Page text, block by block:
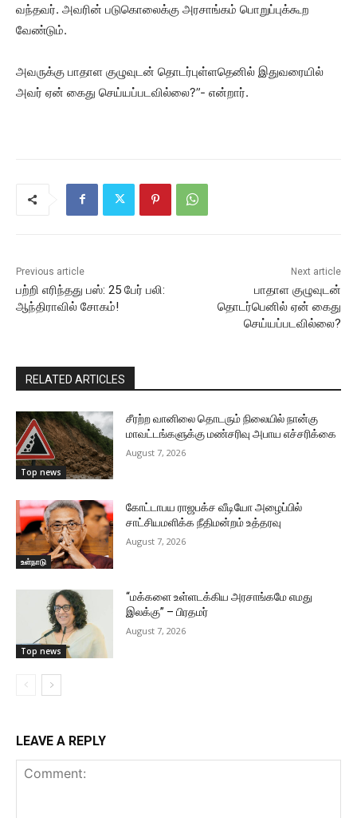
வந்தவர். அவரின் படுகொலைக்கு அரசாங்கம் பொறுப்புக்கூற
வேண்டும்.
அவருக்கு பாதாள குழுவுடன் தொடர்புள்ளதெனில் இதுவரையில்
அவர் ஏன் கைது செய்யப்படவில்லை?”- என்றார்.
Previous article
பற்றி எரிந்தது பஸ்: 25 பேர் பலி:
ஆந்திராவில் சோகம்!
Next article
பாதாள குழுவுடன்
தொடர்பெனில் ஏன் கைது
செய்யப்படவில்லை?
RELATED ARTICLES
Top news
சீரற்ற வானிலை தொடரும் நிலையில் நான்கு
மாவட்டங்களுக்கு மண்சரிவு அபாய எச்சரிக்கை
August 7, 2026
உள்நாடு
கோட்டாபய ராஜபக்ச வீடியோ அழைப்பில்
சாட்சியமளிக்க நீதிமன்றம் உத்தரவு
August 7, 2026
Top news
“மக்களை உள்ளடக்கிய அரசாங்கமே எமது
இலக்கு” – பிரதமர்
August 7, 2026
LEAVE A REPLY